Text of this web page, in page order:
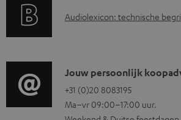
m
t
e
n
n
r
m
a
n
e
i
n
A
i
o
g
Audiolexicon: technische
C
o
n
Jouw persoonlijk
+31 (0)20 8083195
Ma–vr 09:00–17:00 uur.